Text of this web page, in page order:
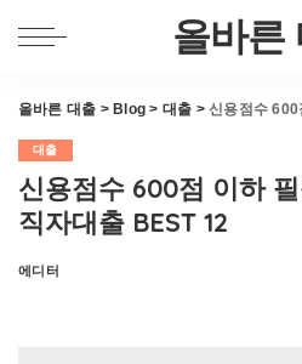
올바른
올바른 대출 > Blog > 대출 >신용점수 600점 이
대출
신용점수 600점 이하
직자대출 BEST 12
Posted
에디터